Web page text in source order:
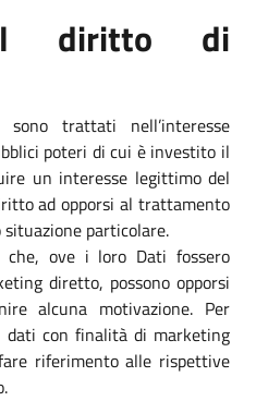
diritto di
trattati nell’interesse
poteri di cui è investito il
un interesse legittimo del
ad opporsi al trattamento
particolare.
ove i loro Dati fossero
diretto, possono opporsi
alcuna motivazione. Per
con finalità di marketing
riferimento alle rispettive